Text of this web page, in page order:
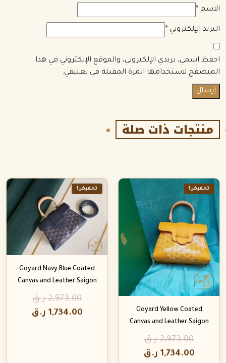
الاسم *
البريد الإلكتروني *
احفظ اسمي، بريدي الإلكتروني، والموقع الإلكتروني في هذا
المتصفح لاستخدامها المرة المقبلة في تعليقي.
منتجات ذات صلة
تخفيض!
Goyard Yellow Coated
Canvas and Leather Saigon
2,973.00 ر.ق
1,734.00 ر.ق
تخفيض!
Goyard Navy Blue Coated
Canvas and Leather Saigon
2,973.00 ر.ق
1,734.00 ر.ق